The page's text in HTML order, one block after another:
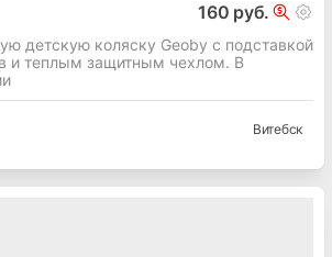
160 руб.
детскую коляску Geoby с подставкой
и теплым защитным чехлом. В
Витебск